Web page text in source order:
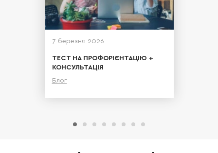
7 березня 2026
ТЕСТ НА ПРОФОРІЄНТАЦІЮ +
КОНСУЛЬТАЦІЯ
Блог